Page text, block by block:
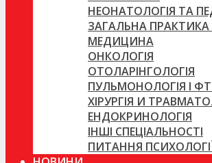
НЕОНАТОЛОГІЯ ТА
ЗАГАЛЬНА
МЕДИЦИНА
ОНКОЛОГІЯ
ОТОЛАРІНГОЛОГІЯ
ПУЛЬМОНОЛОГІЯ І
ХІРУРГІЯ И
ЕНДОКРИНОЛОГІЯ
ІНШІ СПЕЦІАЛЬНОСТІ
ПИТАННЯ